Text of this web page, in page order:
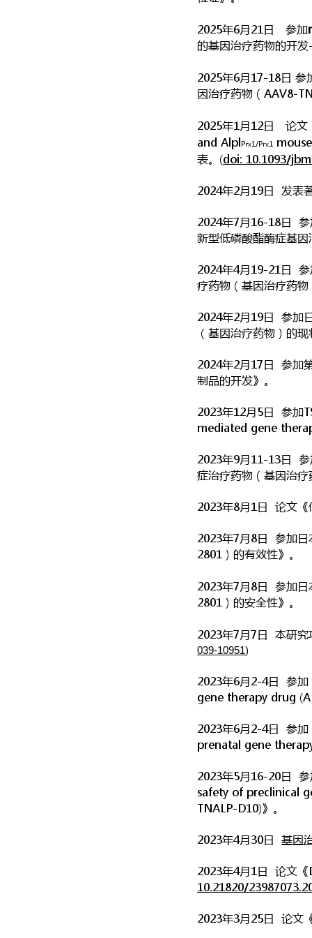
2025年6月21日 参加
的基因治疗药物的开
2025年6月17-18日
因治疗药物（AAV8-
2025年1月12日 论
and AlplPrx1/Prx1
表。(doi: 10.1093/
2024年2月19日 发表
2024年7月16-18日 参
新型低磷酸酯酶症基
2024年4月19-21日 参
疗药物（基因治疗药
2024年2月19日 参加
（基因治疗药物）的
2024年2月17日 参加
制品的开发》。
2023年12月5日 参加
mediated gene
2023年9月11-13日 参
症治疗药物（基因治
2023年8月1日 论文《
2023年7月8日 参加日
2801）的有效性》。
2023年7月8日 参加日
2801）的安全性》。
2023年7月7日 本研究
039-10951)
2023年6月2-4日 参
gene therapy drug
2023年6月2-4日 参加
prenatal gene
2023年5月16-20日 参
safety of preclinical
TNALP-D10)》。
2023年4月30日 基因
2023年4月1日 论文
10.21820/
2023年3月25日 论文